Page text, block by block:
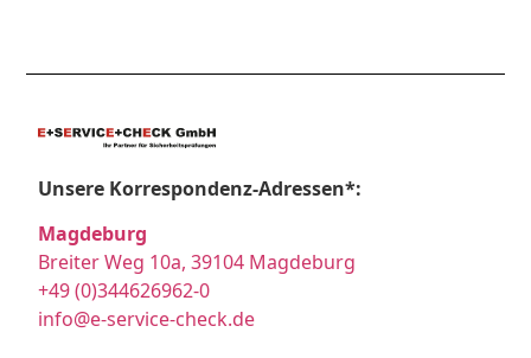
Unsere Korrespondenz-Adressen*:
Magdeburg
Breiter Weg 10a, 39104 Magdeburg
+49 (0)344626962-0
info@e-service-check.de